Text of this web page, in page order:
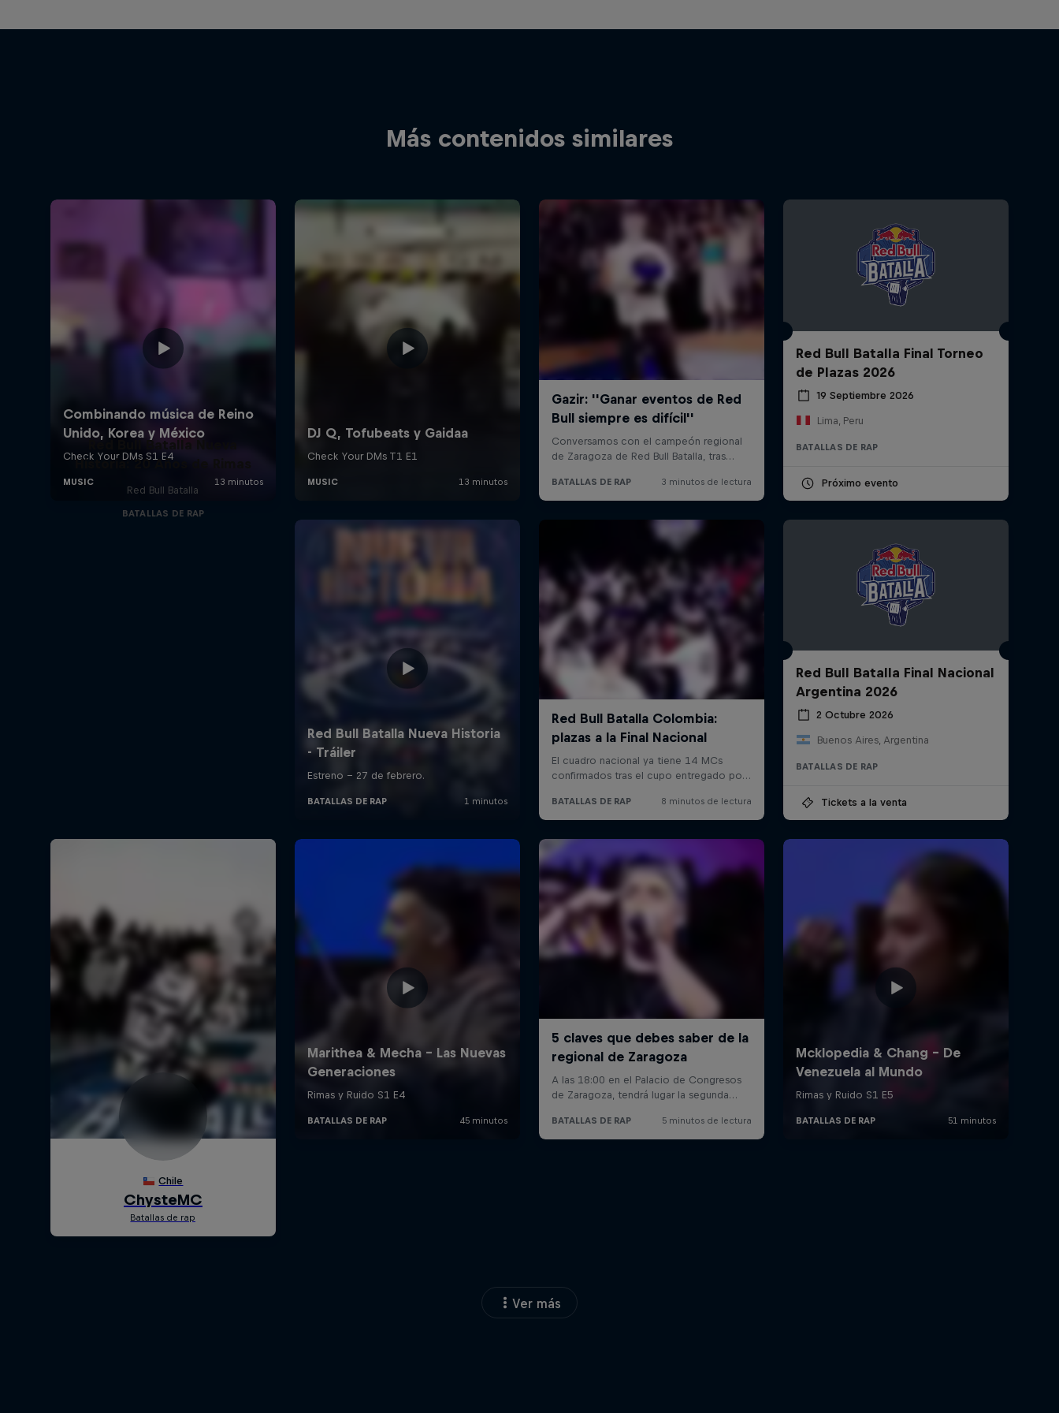
Más contenidos similares
Red Bull Batalla Final Torneo
de Plazas 2026
19 Septiembre 2026
Lima, Peru
BATALLAS DE RAP
Próximo evento
Red Bull Batalla Nueva
Historia: 20 Años de Rimas
Red Bull Batalla
BATALLAS DE RAP
Red Bull Batalla Final Nacional
Argentina 2026
2 Octubre 2026
Buenos Aires, Argentina
BATALLAS DE RAP
Tickets a la venta
Ver más